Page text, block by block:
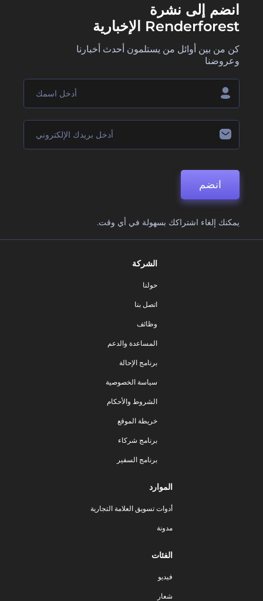
انضم إلى نشرة
Renderforest الإخبارية
كن من بين أوائل من يستلمون أحدث أخبارنا
وعروضنا
انضم
يمكنك إلغاء اشتراكك بسهولة في أي وقت.
الشركة
حولنا
اتصل بنا
وظائف
المساعدة والدعم
برنامج الإحالة
سياسة الخصوصية
الشروط والأحكام
خريطة الموقع
برنامج شركاء
برنامج السفير
الموارد
أدوات تسويق العلامة التجارية
مدونة
الفئات
فيديو
شعار